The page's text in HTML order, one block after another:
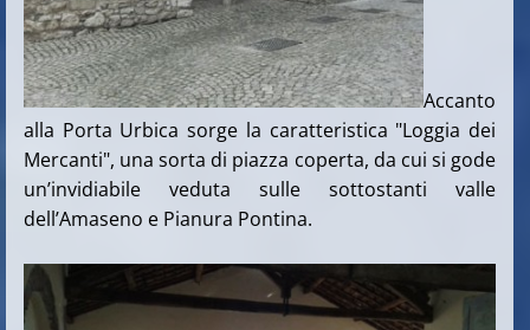
Accanto
alla Porta Urbica sorge la caratteristica "Loggia dei
Mercanti", una sorta di piazza coperta, da cui si gode
un’invidiabile veduta sulle sottostanti valle
dell’Amaseno e Pianura Pontina.